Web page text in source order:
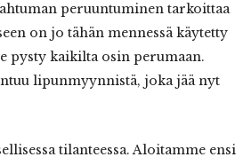
peruuntuminen tarkoittaa
on jo tähän mennessä käytetty
pysty kaikilta osin perumaan.
lipunmyynnistä, joka jää nyt
tilanteessa. Aloitamme ensi